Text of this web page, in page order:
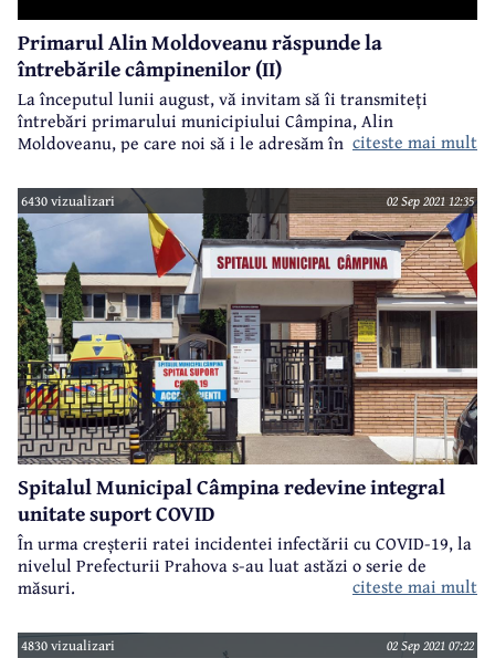
Primarul Alin Moldoveanu răspunde la
întrebările câmpinenilor (II)
La începutul lunii august, vă invitam să îi transmiteți
întrebări primarului municipiului Câmpina, Alin
Moldoveanu, pe care noi să i le adresăm în cadrul unei
cititorilor noștri, atât în grupul CâmpinaTV.ro de pe
Facebook, cât și pe mail (tv.online.campina@gmail.com) și la
numărul nostru de whatsapp - 0733.388.425, lucru pentru
care vă mulțumim.
citeste mai mult
6430 vizualizari 02 Sep 2021 12:35
Spitalul Municipal Câmpina redevine integral
unitate suport COVID
În urma creșterii ratei incidentei infectării cu COVID-19, la
nivelul Prefecturii Prahova s-au luat astăzi o serie de
măsuri.
citeste mai mult
4830 vizualizari 02 Sep 2021 07:22